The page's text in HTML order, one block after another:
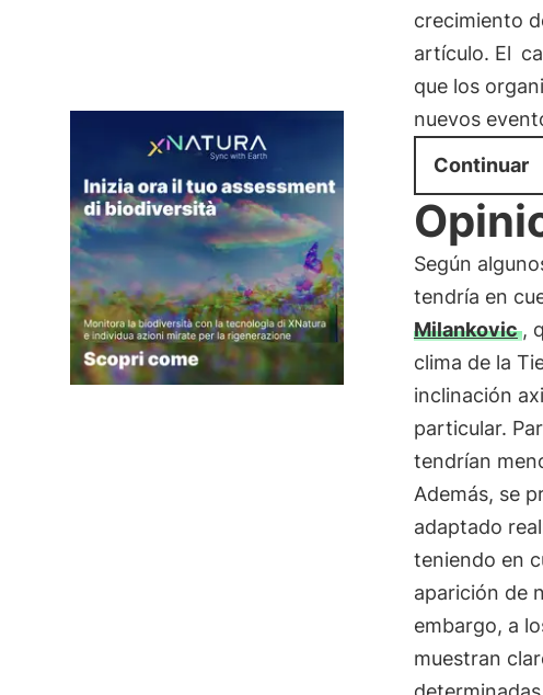
crecimiento
artículo. El
que los
nuevos
Continuar
Según
tendría en
Milankovic,
clima de la
inclinación
particular.
tendrían
Además, se
adaptado
teniendo en
aparición de
embargo, a
muestran